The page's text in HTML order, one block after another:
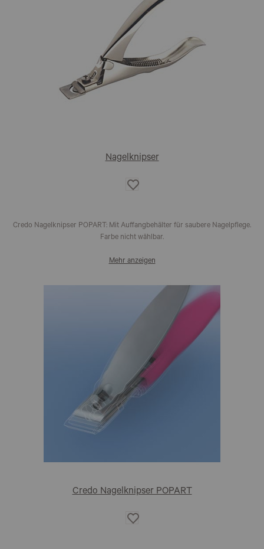
Nagelknipser
Auf
die
Credo Nagelknipser POPART: Mit Auffangbehälter für saubere Nagelpflege.
Farbe nicht wählbar.
Mehr anzeigen
Credo Nagelknipser POPART
Auf
die